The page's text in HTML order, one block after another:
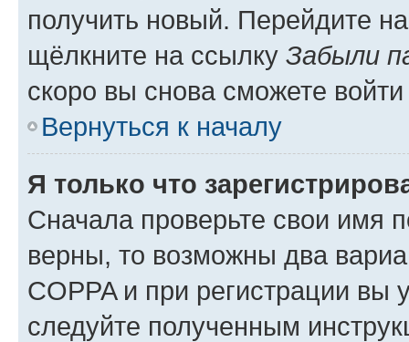
получить новый. Перейдите
щёлкните на ссылку Забыли
скоро вы снова сможете
Вернуться к началу
Я только что
Сначала проверьте свои имя
верны, то возможны два
COPPA и при регистрации вы
следуйте полученным